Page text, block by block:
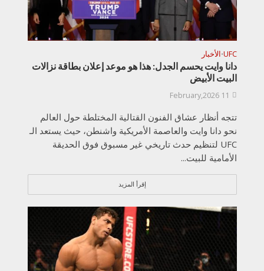
UFC
•الأخبار
دانا وايت يحسم الجدل: هذا هو موعد إعلان بطاقة نزالات
البيت الأبيض
11 February,2026
تتجه أنظار عشاق الفنون القتالية المختلطة حول العالم
نحو دانا وايت والعاصمة الأمريكية واشنطن، حيث يستعد الـ
UFC لتنظيم حدث تاريخي غير مسبوق فوق الحديقة
الأمامية للبيت...
إقرأ المزيد